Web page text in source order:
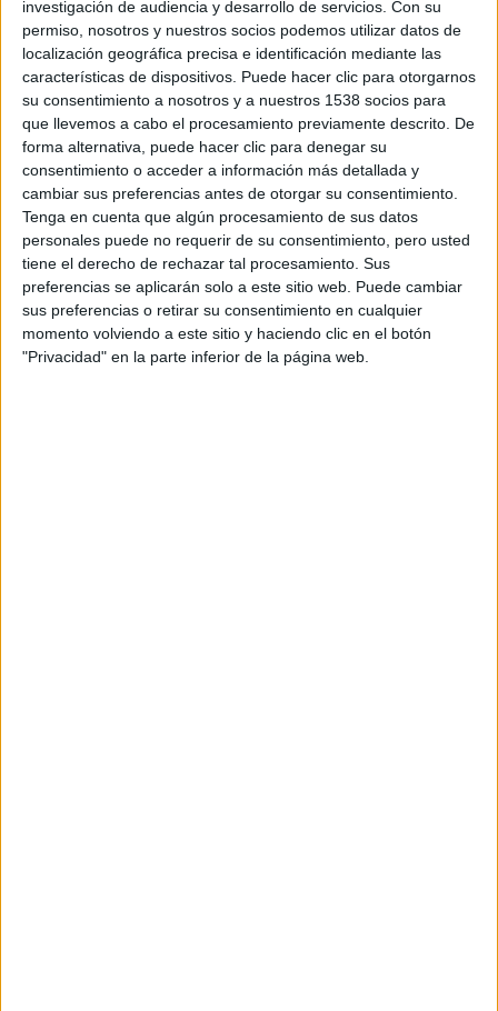
investigación de audiencia y desarrollo de servicios. Con su
permiso, nosotros y nuestros socios podemos utilizar datos de
localización geográfica precisa e identificación mediante las
características de dispositivos. Puede hacer clic para otorgarnos
su consentimiento a nosotros y a nuestros 1538 socios para
que llevemos a cabo el procesamiento previamente descrito. De
forma alternativa, puede hacer clic para denegar su
consentimiento o acceder a información más detallada y
cambiar sus preferencias antes de otorgar su consentimiento.
Tenga en cuenta que algún procesamiento de sus datos
personales puede no requerir de su consentimiento, pero usted
tiene el derecho de rechazar tal procesamiento. Sus
preferencias se aplicarán solo a este sitio web. Puede cambiar
sus preferencias o retirar su consentimiento en cualquier
momento volviendo a este sitio y haciendo clic en el botón
"Privacidad" en la parte inferior de la página web.
momentos,afán de superación, etc.
Va a ser duro, peroalgún día, esperemos que no muy lejano,
estaremos de nuevo abrazándonos con nuestros amigos
antes de una carreray tomando algo en un bar con ellos
después de cruzar la meta. Y de todo esto que pasemos
habremos aprendidola mejor lección: quecorrer no es un
deporte, es una actitud.
SOBRE EL AUTOR
Mario Trota
Corredor popular
ARTICULOS DEL AUTOR
CORONAVIRUS ENTRENAMIENTOS